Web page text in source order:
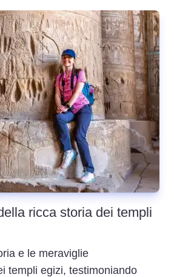
ricca storia dei templi
e le meraviglie
templi egizi, testimoniando